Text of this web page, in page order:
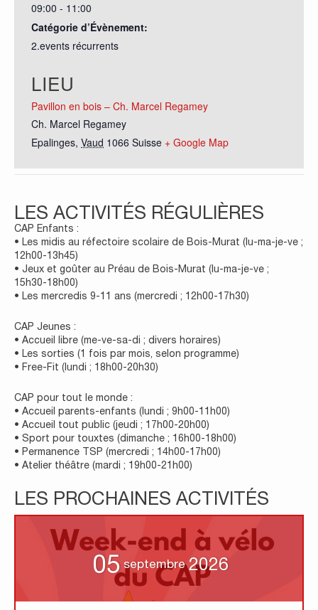
09:00 - 11:00
Catégorie d’Évènement:
2.events récurrents
LIEU
Pavillon en bois – Ch. Marcel Regamey
Ch. Marcel Regamey
Epalinges, Vaud 1066 Suisse + Google Map
LES ACTIVITÉS RÉGULIÈRES
CAP Enfants :
• Les midis au réfectoire scolaire de Bois-Murat (lu-ma-je-ve ;
12h00-13h45)
• Jeux et goûter au Préau de Bois-Murat (lu-ma-je-ve ;
15h30-18h00)
• Les mercredis 9-11 ans (mercredi ; 12h00-17h30)
CAP Jeunes :
• Accueil libre (me-ve-sa-di ; divers horaires)
• Les sorties (1 fois par mois, selon programme)
• Free-Fit (lundi ; 18h00-20h30)
CAP pour tout le monde :
• Accueil parents-enfants (lundi ; 9h00-11h00)
• Accueil tout public (jeudi ; 17h00-20h00)
• Sport pour touxtes (dimanche ; 16h00-18h00)
• Permanence TSP (mercredi ; 14h00-17h00)
• Atelier théâtre (mardi ; 19h00-21h00)
LES PROCHAINES ACTIVITÉS
05 septembre 2026